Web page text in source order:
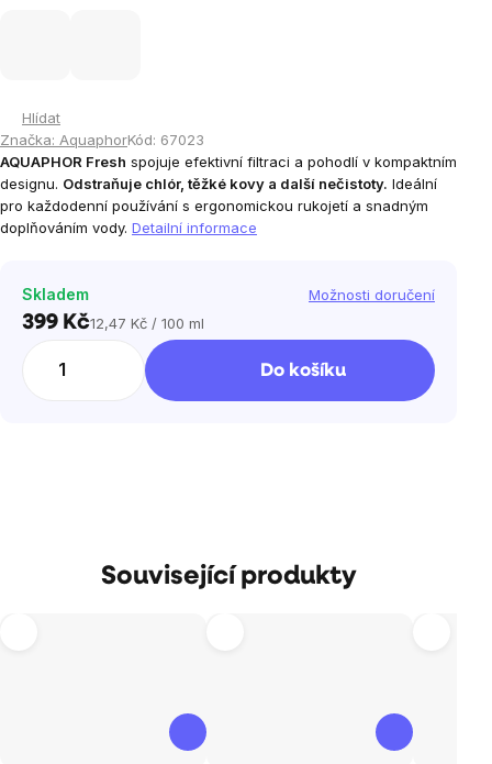
Hlídat
Značka: AquaphorKód: 67023
AQUAPHOR Fresh spojuje efektivní filtraci a pohodlí v kompaktním
designu. Odstraňuje chlór, těžké kovy a další nečistoty. Ideální
pro každodenní používání s ergonomickou rukojetí a snadným
doplňováním vody. Detailní informace
Skladem Možnosti doručení
399 KčMěrná
12,47 Kč / 100 ml
Do košíku
Související produkty